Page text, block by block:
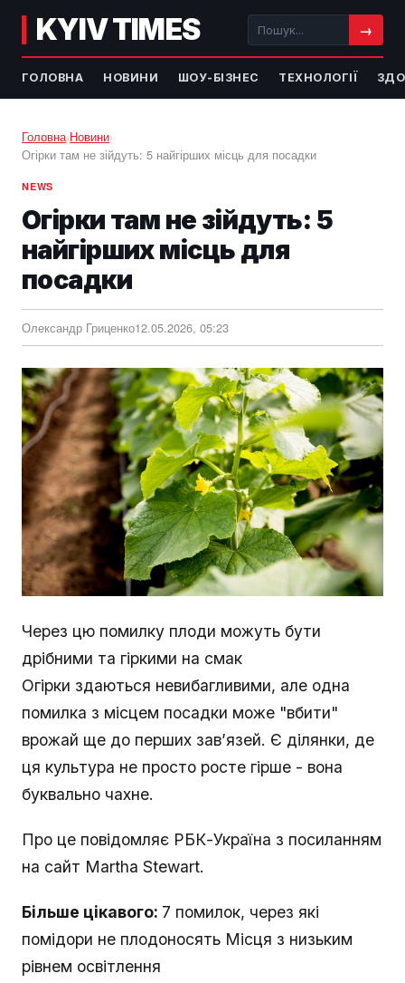
KYIV TIMES →
ГОЛОВНА НОВИНИ ШОУ-БІЗНЕС ТЕХНОЛОГІЇ
Головна›Новини›
Огірки там не зійдуть: 5 найгірших місць для посадки
NEWS
Огірки там не зійдуть: 5
найгірших місць для
посадки
Олександр Гриценко12.05.2026, 05:23
Через цю помилку плоди можуть бути
дрібними та гіркими на смак
Огірки здаються невибагливими, але одна
помилка з місцем посадки може "вбити"
врожай ще до перших зав’язей. Є ділянки, де
ця культура не просто росте гірше - вона
буквально чахне.
Про це повідомляє РБК-Україна з посиланням
на сайт Martha Stewart.
Більше цікавого: 7 помилок, через які
помідори не плодоносять Місця з низьким
рівнем освітлення